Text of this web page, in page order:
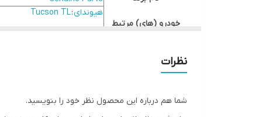
خودرو (های) مرتبط
هیوندای:
Tucson TL
نظرات
شما هم درباره این محصول نظر خود را بنویسید.